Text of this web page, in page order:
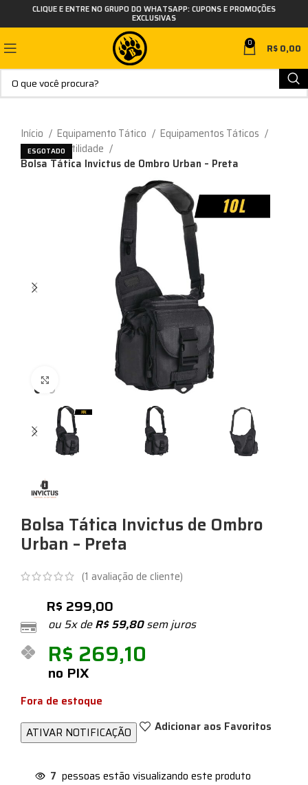
CLIQUE E ENTRE NO GRUPO DO WHATSAPP: CUPONS E PROMOÇÕES
EXCLUSIVAS
0 R$0,00
Início Equipamento Tático
Equipamentos Táticos
Bolsos de Utilidade
Bolsa Tática Invictus de Ombro Urban – Preta
ESGOTADO
Bolsa Tática Invictus de Ombro
Urban – Preta
(1 avaliação de cliente)
R$ 299,00
ou 5x deR$59,80sem juros
R$ 269,10
no PIX
Fora de estoque
Adicionar aos Favoritos
7 pessoas estão visualizando este produto